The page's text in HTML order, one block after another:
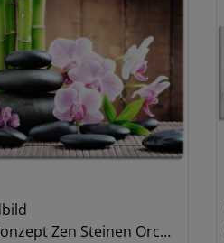
Zen Steinen Orchideen